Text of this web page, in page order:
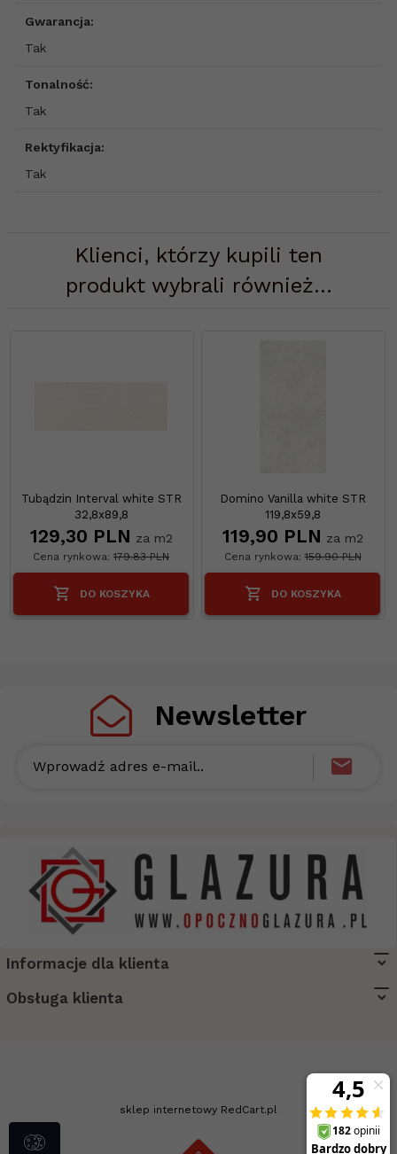
Gwarancja:
Tak
Tonalność:
Tak
Rektyfikacja:
Tak
Klienci, którzy kupili ten
produkt wybrali również...
Tubądzin Interval white STR
32,8x89,8
129,30 PLN za m2
Cena rynkowa: 179.83 PLN
DO KOSZYKA
Domino Vanilla white STR
119,8x59,8
119,90 PLN za m2
Cena rynkowa:159.90 PLN
DO KOSZYKA
Newsletter
Wprowadź adres e-mail..
biuro@opocznoglazura.pl
Informacje dla klienta
Obsługa klienta
sklep internetowy RedCart.pl